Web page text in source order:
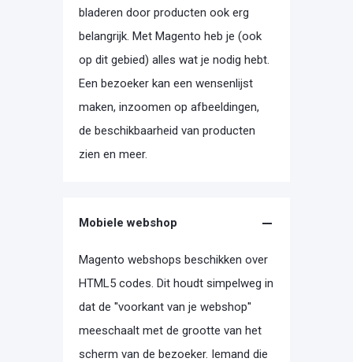
bladeren door producten ook erg
belangrijk. Met Magento heb je (ook
op dit gebied) alles wat je nodig hebt.
Een bezoeker kan een wensenlijst
maken, inzoomen op afbeeldingen,
de beschikbaarheid van producten
zien en meer.
Mobiele webshop
Magento webshops beschikken over
HTML5 codes. Dit houdt simpelweg in
dat de ''voorkant van je webshop''
meeschaalt met de grootte van het
scherm van de bezoeker. Iemand die